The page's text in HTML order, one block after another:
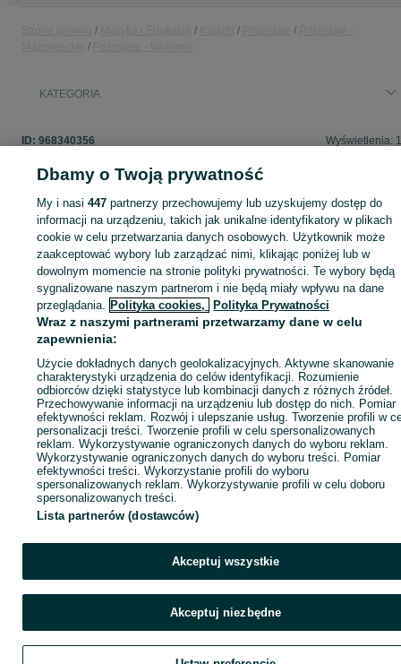
KATEGORIA
ID: 968340356 Wyświetlenia:
Zaloguj się lub załóż konto na OLX, aby skontaktować się z
sprzedającym
Zaloguj się / Załóż konto
Dbamy o Twoją prywatność
My i nasi447 partnerzy przechowujemy lub uzyskujemy dostęp do
informacji na urządzeniu, takich jak unikalne identyfikatory w plikach
cookie w celu przetwarzania danych osobowych. Użytkownik może
zaakceptować wybory lub zarządzać nimi, klikając poniżej lub w
dowolnym momencie na stronie polityki prywatności. Te wybory będą
sygnalizowane naszym partnerom i nie będą miały wpływu na dane
przeglądania. Polityka cookies, Polityka Prywatności
Wraz z naszymi partnerami przetwarzamy dane w celu
zapewnienia:
Użycie dokładnych danych geolokalizacyjnych. Aktywne skanowanie
charakterystyki urządzenia do celów identyfikacji. Rozumienie
odbiorców dzięki statystyce lub kombinacji danych z różnych źródeł.
Przechowywanie informacji na urządzeniu lub dostęp do nich. Pomiar
efektywności reklam. Rozwój i ulepszanie usług. Tworzenie profili w
personalizacji treści. Tworzenie profili w celu spersonalizowanych
reklam. Wykorzystywanie ograniczonych danych do wyboru reklam.
Wykorzystywanie ograniczonych danych do wyboru treści. Pomiar
efektywności treści. Wykorzystanie profili do wyboru
spersonalizowanych reklam. Wykorzystywanie profili w celu doboru
spersonalizowanych treści.
Lista partnerów (dostawców)
Akceptuj wszystkie
Akceptuj niezbędne